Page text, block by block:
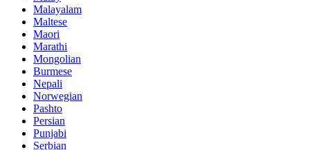
Malayalam
Maltese
Maori
Marathi
Mongolian
Burmese
Nepali
Norwegian
Pashto
Persian
Punjabi
Serbian